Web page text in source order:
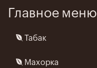
Перейти
содержанию
Главное меню
Табак
Махорка